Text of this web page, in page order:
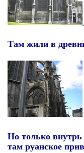
Там жили в
Но только внутрь
там руанское